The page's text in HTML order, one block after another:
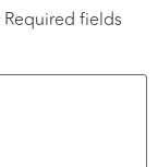
Required fields